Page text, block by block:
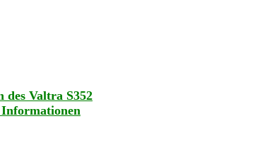
des Valtra S352